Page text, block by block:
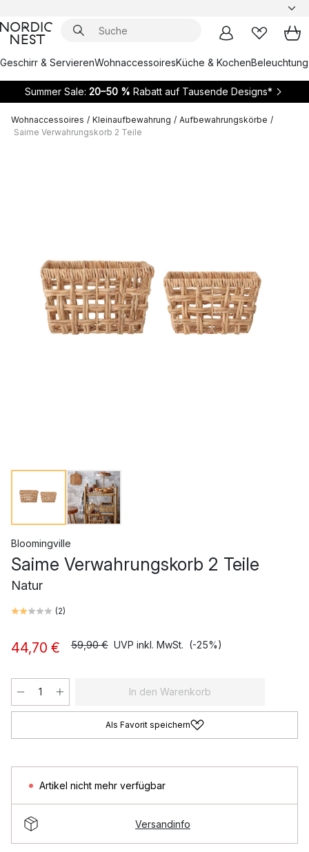
Geschirr & ServierenWohnaccessoiresKüche & KochenBeleuchtung
Summer Sale: 20–50 % Rabatt auf Tausende Designs*
Wohnaccessoires / Kleinaufbewahrung / Aufbewahrungskörbe /
Saime Verwahrungskorb 2 Teile
Bloomingville
Saime Verwahrungskorb 2 Teile
Natur
(2)
44,70 € 59,90 € UVP inkl. MwSt. (-25%)
In den Warenkorb
Als Favorit speichern
Artikel nicht mehr verfügbar
Versandinfo